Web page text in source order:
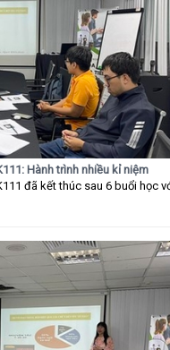
Hành trình nhiều kỉ niệm
đã kết thúc sau 6 buổi học